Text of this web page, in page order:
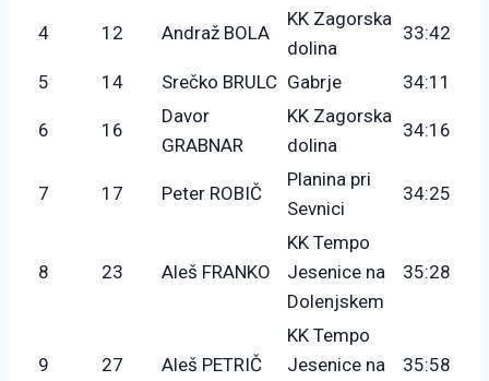
4 12 Andraž BOLA
KK Zagorska
dolina
33:42
5 14 Srečko BRULC Gabrje 34:11
6 16
Davor
GRABNAR
KK Zagorska
dolina
34:16
7 17 Peter ROBIČ
Planina pri
Sevnici
34:25
8 23 Aleš FRANKO
KK Tempo
Jesenice na
Dolenjskem
35:28
9 27 Aleš PETRIČ
KK Tempo
Jesenice na
35:58